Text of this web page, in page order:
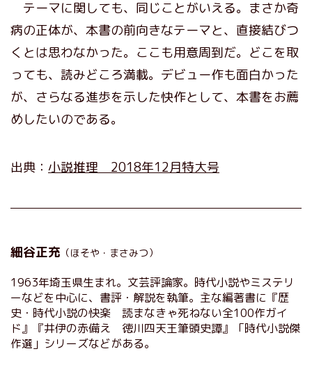
テーマに関しても、同じことがいえる。まさか奇
病の正体が、本書の前向きなテーマと、直接結びつ
くとは思わなかった。ここも用意周到だ。どこを取
っても、読みどころ満載。デビュー作も面白かった
が、さらなる進歩を示した快作として、本書をお薦
めしたいのである。
出典： 小説推理 2018年12月特大号
細谷正充 （ほそや・まさみつ）
1963年埼玉県生まれ。文芸評論家。時代小説やミステリ
ーなどを中心に、書評・解説を執筆。主な編著書に『歴
史・時代小説の快楽 読まなきゃ死ねない全100作ガイ
ド』『井伊の赤備え 徳川四天王筆頭史譚』「時代小説傑
作選」シリーズなどがある。